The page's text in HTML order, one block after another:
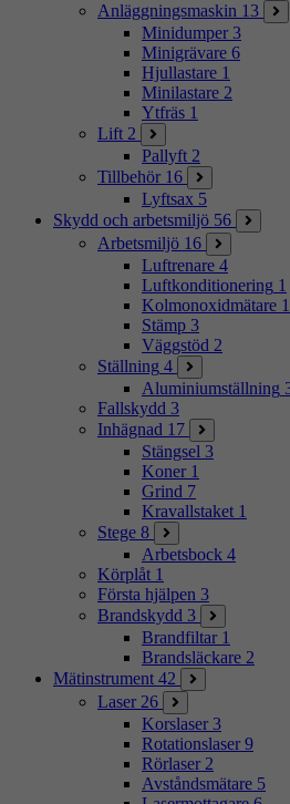
Anläggningsmaskin 13
Minidumper 3
Minigrävare 6
Hjullastare 1
Minilastare 2
Ytfräs 1
Lift 2
Pallyft 2
Tillbehör 16
Lyftsax 5
Skydd och arbetsmiljö 56
Arbetsmiljö 16
Luftrenare 4
Luftkonditionering 1
Kolmonoxidmätare 1
Stämp 3
Väggstöd 2
Ställning 4
Aluminiumställning
Fallskydd 3
Inhägnad 17
Stängsel 3
Koner 1
Grind 7
Kravallstaket 1
Stege 8
Arbetsbock 4
Körplåt 1
Första hjälpen 3
Brandskydd 3
Brandfiltar 1
Brandsläckare 2
Mätinstrument 42
Laser 26
Korslaser 3
Rotationslaser 9
Rörlaser 2
Avståndsmätare 5